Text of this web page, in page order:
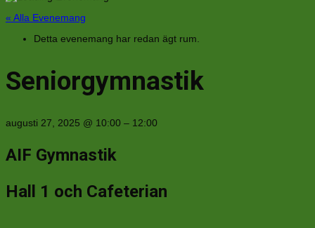
« Alla Evenemang
Detta evenemang har redan ägt rum.
Seniorgymnastik
augusti 27, 2025 @ 10:00 – 12:00
AIF Gymnastik
Hall 1 och Cafeterian